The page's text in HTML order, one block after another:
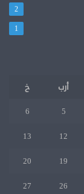
2
1
أرب
خ
5
6
12
13
19
20
26
27